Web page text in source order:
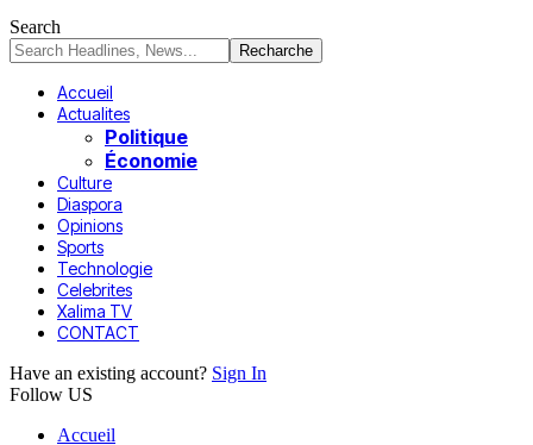
Search
Accueil
Actualites
Politique
Économie
Culture
Diaspora
Opinions
Sports
Technologie
Celebrites
Xalima TV
CONTACT
Have an existing account? Sign In
Follow US
Accueil